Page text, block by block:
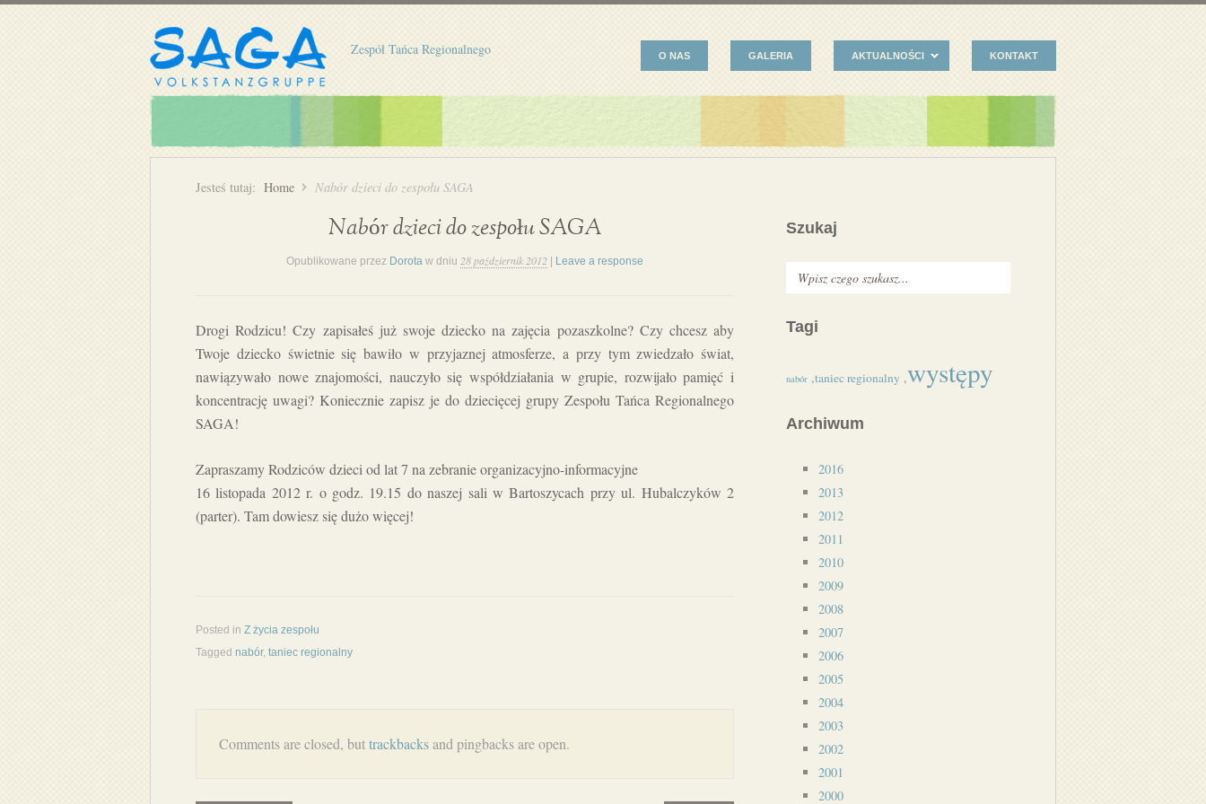
Zespół Tańca Regionalnego O NAS GALERIA AKTUALNOŚCI KONTAKT
Jesteś tutaj: Home Nabór dzieci do zespołu SAGA
Nabór dzieci do zespołu SAGA
Opublikowane przez Dorota w dniu 28 październik 2012 Leave a response
Drogi Rodzicu! Czy zapisałeś już swoje dziecko na zajęcia pozaszkolne? Czy chcesz aby
Twoje dziecko świetnie się bawiło w przyjaznej atmosferze, a przy tym zwiedzało świat,
nawiązywało nowe znajomości, nauczyło się współdziałania w grupie, rozwijało pamięć i
koncentrację uwagi? Koniecznie zapisz je do dziecięcej grupy Zespołu Tańca Regionalnego
SAGA!
Zapraszamy Rodziców dzieci od lat 7 na zebranie organizacyjno-informacyjne
16 listopada 2012 r. o godz. 19.15 do naszej sali w Bartoszycach przy ul. Hubalczyków 2
(parter). Tam dowiesz się dużo więcej!
Posted in Z życia zespołu
Tagged nabór, taniec regionalny
Comments are closed, buttrackbacksand pingbacks are open.
Szukaj
Tagi
nabór ,taniec regionalny ,występy
Archiwum
2016
2013
2012
2011
2010
2009
2008
2007
2006
2005
2004
2003
2002
2001
2000